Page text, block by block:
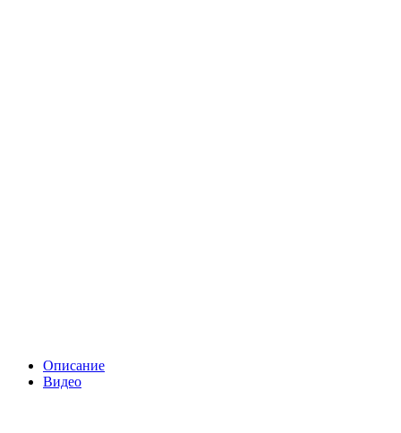
Описание
Видео